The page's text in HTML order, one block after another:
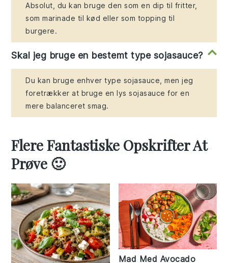
Absolut, du kan bruge den som en dip til fritter,
som marinade til kød eller som topping til
burgere.
Skal jeg bruge en bestemt type sojasauce?
Du kan bruge enhver type sojasauce, men jeg
foretrækker at bruge en lys sojasauce for en
mere balanceret smag.
Flere Fantastiske Opskrifter At
Prøve 🙂
Mad Med Avocado